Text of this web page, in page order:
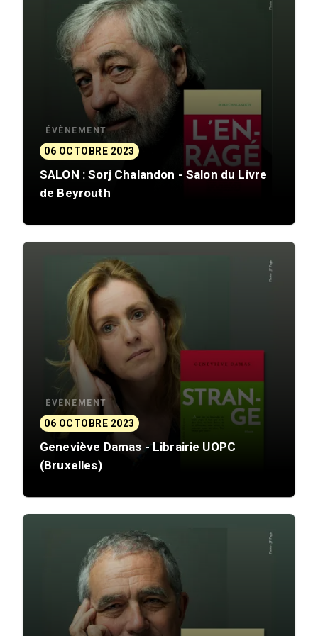
ÉVÈNEMENT
06 OCTOBRE 2023
SALON : Sorj Chalandon - Salon du Livre
de Beyrouth
ÉVÈNEMENT
06 OCTOBRE 2023
Geneviève Damas - Librairie UOPC
(Bruxelles)